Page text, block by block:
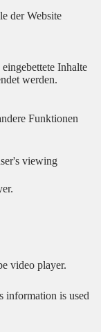
der Website
Inhalte
werden.
Funktionen
viewing
video player.
information is used